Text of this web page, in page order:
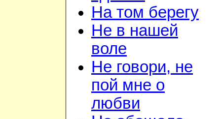
На том берегу
Не в нашей
воле
Не говори, не
пой мне о
любви